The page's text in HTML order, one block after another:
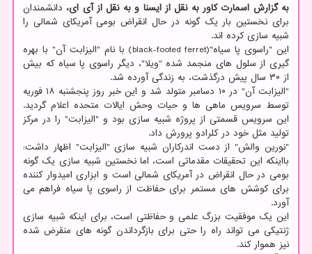
به گزارش اسمارت کاور به نقل از ایسنا و به نقل از آی ای، دانشمندان
برای نخستین بار یک گونه در حال انقراض بومی آمریکای شمالی را
شبیه سازی کرده اند.
این "راسوی پا سیاه"(black-footed ferret) با نام "الیزابت آن" با بهره
گیری از سلول های منجمد شده "ویلا"، دیگر راسوی پا سیاه که بیش
از ۳۰ سال پیش درگذشت، به زندگی آورده شد.
"الیزابت آن" در ۱۰ دسامبر متولد شد و این خبر روز پنجشنبه ۱۸ فوریه
توسط سرویس ماهی ها و حیات وحش ایالات متحده اعلام گردید.
این سرویس قسمتی از پروژه شبیه سازی بود و "الیزابت" را در مرکز
تولید مثل خود در کلرادو پرورش داد.
"نورین والش" از دست اندرکاران شبیه سازی "الیزابت" اظهار داشت:
بااینکه این تحقیقات مقدماتی است، اما نخستین شبیه سازی یک گونه
بومی در حال انقراض در آمریکای شمالی است و ابزاری امیدوار کننده
برای کوشش های مستمر برای حفاظت از راسوی پا سیاه فراهم می
آورد.
این یک موفقیت بزرگ علمی و حفاظتی است، برای اینکه شبیه سازی
ژنتیکی می تواند راه را حتی برای بازگرداندن گونه های منقرض شده
نیز هموار کند.